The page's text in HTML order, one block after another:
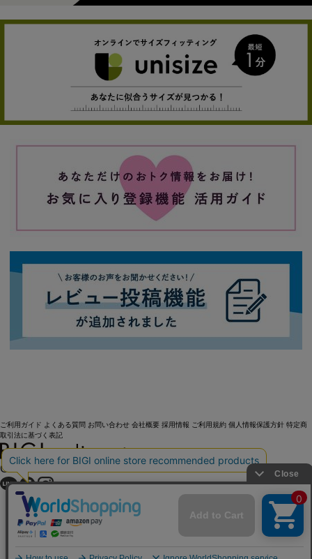
ご利用ガイド よくある質問 お問い合わせ 会社概要 採用情報 ご利用規約 個人情報保護方針 特定商
取引法に基づく表記
OFFICIAL SNS
Copyright (C) BIGI. Co.,Ltd. All Rights Reserved.